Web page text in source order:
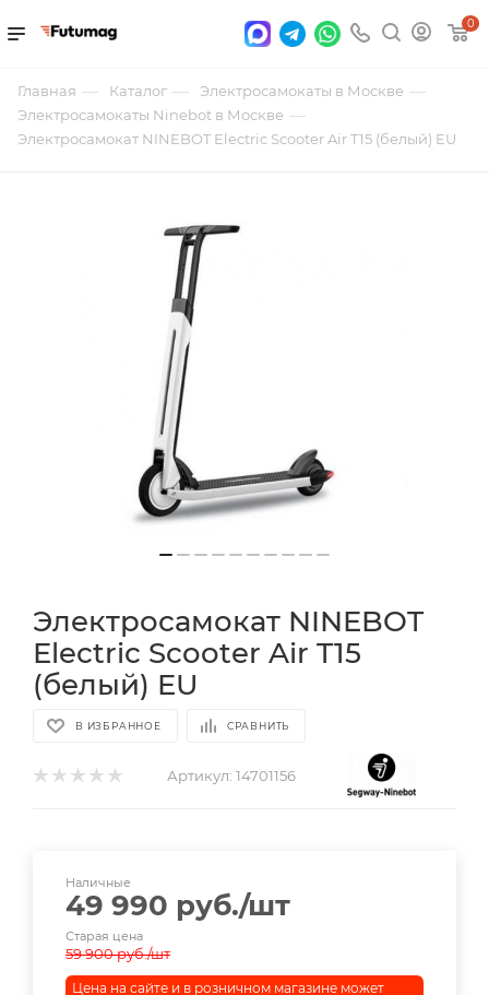
0
Главная — Каталог — Электросамокаты в Москве —
Электросамокаты Ninebot в Москве —
Электросамокат NINEBOT Electric Scooter Air T15 (белый) EU
Электросамокат NINEBOT
Electric Scooter Air T15
(белый) EU
В ИЗБРАННОЕ СРАВНИТЬ
Артикул: 14701156
Наличные
49 990 руб./шт
Старая цена
59 900руб./шт
Цена на сайте и в розничном магазине может